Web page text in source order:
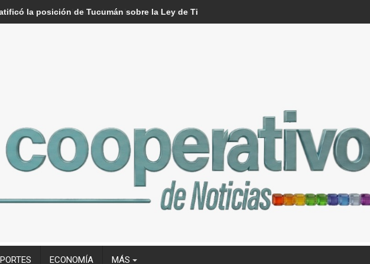
la posición de Tucumán sobre la Ley de Tierras
ECONOMÍA MÁS